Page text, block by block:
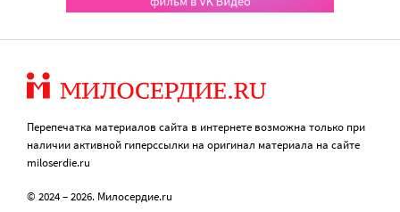
Перепечатка материалов сайта в интернете возможна только при
наличии активной гиперссылки на оригинал материала на сайте
miloserdie.ru
© 2024 – 2026. Милосердие.ru